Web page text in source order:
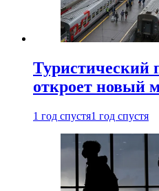
Туристический
откроет новый
1 год спустя1 год спустя